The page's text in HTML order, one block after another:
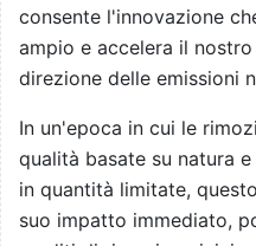
consente l'innovazione
ampio e accelera il
direzione delle emissioni
In un'epoca in cui le
qualità basate su natura
in quantità limitate,
suo impatto immediato,